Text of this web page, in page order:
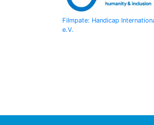
Filmpate: Handicap
e.V.